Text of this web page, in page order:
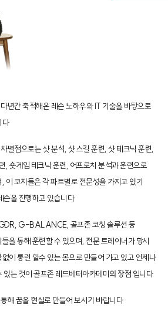
년간 축적해온 레슨 노하우와 IT 기술을 바탕으로
다
별점으로는 샷 분석, 샷 스킬 훈련, 샷 테크닉 훈련,
, 숏게임 테크닉 훈련, 어프로치 분석과 훈련으로
이 코치들은 각 파트별로 전문성을 가지고 있기
슨을 진행하고 있습니다
G-BALANCE, 골프존 코칭 솔루션 등
을 통해 훈련할 수 있으며, 전문 트레이너가 항시
이 롱런 할수 있는 몸으로 만들어 가고 있고 언제나
있는 것이 골프존 레드베터아카데미의 장점 입니다
해 꿈을 현실로 만들어 보시기 바랍니다